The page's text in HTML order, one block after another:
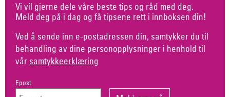
Vi vil gjerne dele våre beste tips og råd med deg.
Meld deg på i dag og få tipsene rett i innboksen din!
Ved å sende inn e-postadressen din, samtykker du til
behandling av dine personopplysninger i henhold til
vår samtykkeerklæring
Epost